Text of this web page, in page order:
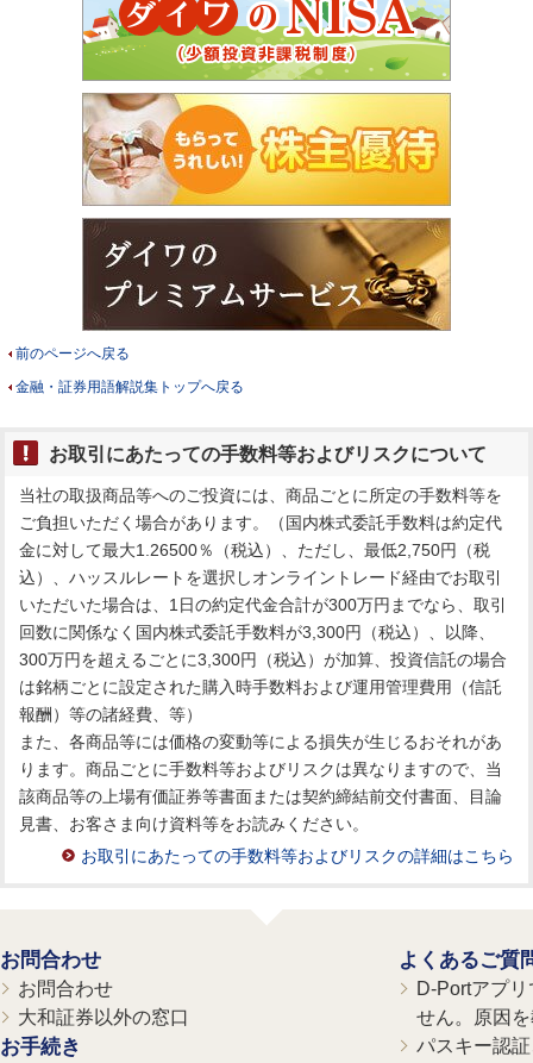
前のページへ戻る
金融・証券用語解説集トップへ戻る
お取引にあたっての手数料等およびリスクについて
当社の取扱商品等へのご投資には、商品ごとに所定の手数料等を
ご負担いただく場合があります。（国内株式委託手数料は約定代
金に対して最大1.26500％（税込）、ただし、最低2,750円（税
込）、ハッスルレートを選択しオンライントレード経由でお取引
いただいた場合は、1日の約定代金合計が300万円までなら、取引
回数に関係なく国内株式委託手数料が3,300円（税込）、以降、
300万円を超えるごとに3,300円（税込）が加算、投資信託の場合
は銘柄ごとに設定された購入時手数料および運用管理費用（信託
報酬）等の諸経費、等）
また、各商品等には価格の変動等による損失が生じるおそれがあ
ります。商品ごとに手数料等およびリスクは異なりますので、当
該商品等の上場有価証券等書面または契約締結前交付書面、目論
見書、お客さま向け資料等をお読みください。
お取引にあたっての手数料等およびリスクの詳細はこちら
お問合わせ
お問合わせ
大和証券以外の窓口
お手続き
よくあるご質
D-Portアプ
せん。原因
パスキー認